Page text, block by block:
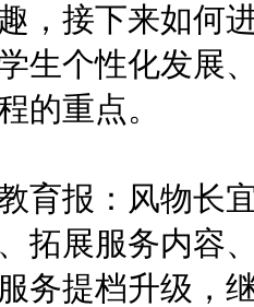
，接下来如何
生个性化发展
的重点。
报：风物长宜
拓展服务内容
务提档升级，